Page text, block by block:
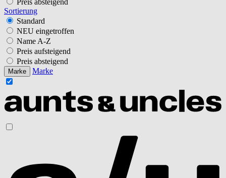
Preis absteigend
Sortierung
Standard
NEU eingetroffen
Name A-Z
Preis aufsteigend
Preis absteigend
Marke Marke